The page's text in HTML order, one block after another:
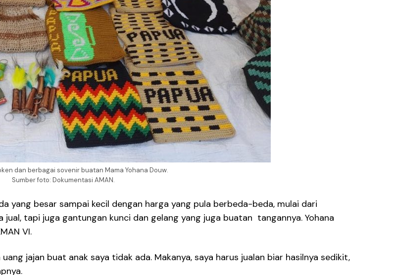
dan berbagai sovenir buatan Mama Yohana Douw.
Sumber foto: Dokumentasi AMAN.
yang besar sampai kecil dengan harga yang pula berbeda-beda, mulai dari
jual, tapi juga gantungan kunci dan gelang yang juga buatan tangannya. Yohana
VI.
jajan buat anak saya tidak ada. Makanya, saya harus jualan biar hasilnya sedikit,